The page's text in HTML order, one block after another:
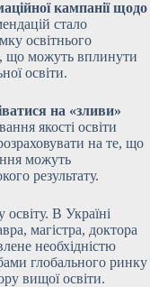
кампанії щодо
стало
освітнього
що можуть вплинути
освіти.
на «зливи»
якості освіти
на те, що
можуть
результату.
В Україні
магістра, доктора
необхідністю
глобального ринку
вищої освіти.